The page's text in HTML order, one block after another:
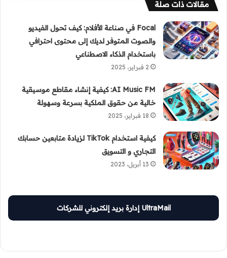
مقالات ذات صلة
Focal في صناعة الأفلام: كيف تحول الفيديو
والصوت المتوفر لديك إلى محتوى احترافي
باستخدام الذكاء الاصطناعي
2 فبراير، 2025
AI Music FM: كيفية إنشاء مقاطع موسيقية
خالية من حقوق الملكية بسرعة وسهولة
18 فبراير، 2025
كيفية استخدام TikTok لزيادة متابعين حسابك
التجاري و التسويق
13 أبريل، 2023
UltraMail إدارة بريد إلكتروني للشركات